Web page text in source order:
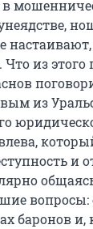
из
из
и
вопросы:
баронов и,